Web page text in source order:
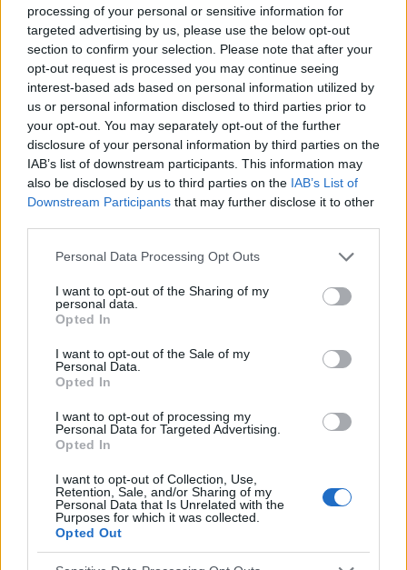
processing of your personal or sensitive information for
targeted advertising by us, please use the below opt-out
section to confirm your selection. Please note that after your
opt-out request is processed you may continue seeing
interest-based ads based on personal information utilized by
us or personal information disclosed to third parties prior to
your opt-out. You may separately opt-out of the further
disclosure of your personal information by third parties on the
IAB’s list of downstream participants. This information may
also be disclosed by us to third parties on the IAB’s List of
Downstream Participants that may further disclose it to other
Please note that this website/app uses one or more Google
not limited to your visit or usage behaviour. You may click to
grant or deny consent to Google and its third-party tags to
use your data for below specified purposes in below Google
consent section.
Personal Data Processing Opt Outs
I want to opt-out of the Sharing of my
personal data.
Opted In
I want to opt-out of the Sale of my
Personal Data.
Opted In
I want to opt-out of processing my
Personal Data for Targeted Advertising.
Opted In
I want to opt-out of Collection, Use,
Retention, Sale, and/or Sharing of my
Personal Data that Is Unrelated with the
Purposes for which it was collected.
Opted Out
TRATAMIENTO Y PREVENCIÓN
La robótica en el tratamiento de dientes fracturados
probando un sistema que puede penetrar incluso en las
TRATAMIENTO Y PREVENCIÓN